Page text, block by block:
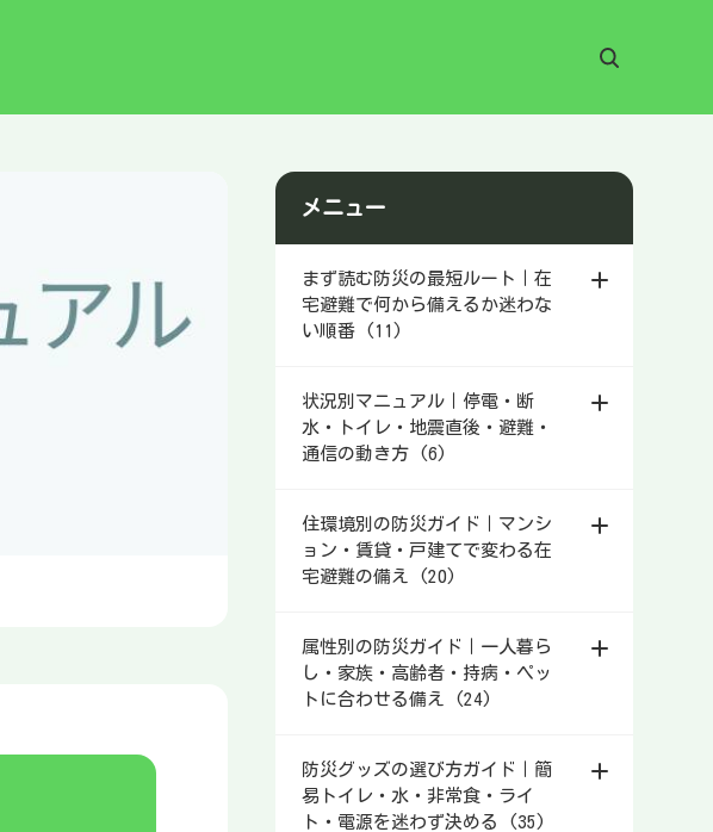
メニュー
まず読む防災の最短ルート｜在
宅避難で何から備えるか迷わな
い順番 (11)
状況別マニュアル｜停電・断
水・トイレ・地震直後・避難・
通信の動き方 (6)
住環境別の防災ガイド｜マンシ
ョン・賃貸・戸建てで変わる在
宅避難の備え (20)
属性別の防災ガイド｜一人暮ら
し・家族・高齢者・持病・ペッ
トに合わせる備え (24)
防災グッズの選び方ガイド｜簡
易トイレ・水・非常食・ライ
ト・電源を迷わず決める (35)